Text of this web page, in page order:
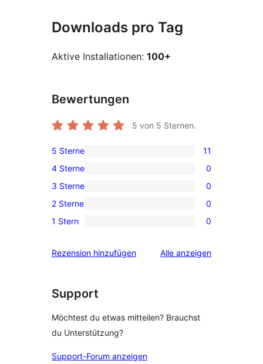
Downloads pro Tag
Aktive Installationen: 100+
Bewertungen
5 von 5 Sternen.
11 5-
Sterne-
Rezensionen
5 Sterne 11
0 4-
Sterne-
Rezensionen
4 Sterne 0
0 3-
Sterne-
Rezensionen
3 Sterne 0
0 2-
Sterne-
2 Sterne 0
0 1-
Rezensionen
1 Stern 0
Rezension hinzufügen Alle Rezensionen
anzeigen
Support
Möchtest du etwas mitteilen? Brauchst
du Unterstützung?
Support-Forum anzeigen